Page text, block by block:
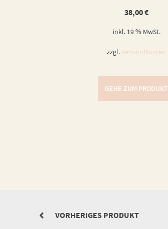
38,00€
inkl. 19 % MwSt.
zzgl.Versandkosten
GEHE ZUM PRODUKT
VORHERIGES PRODUKT